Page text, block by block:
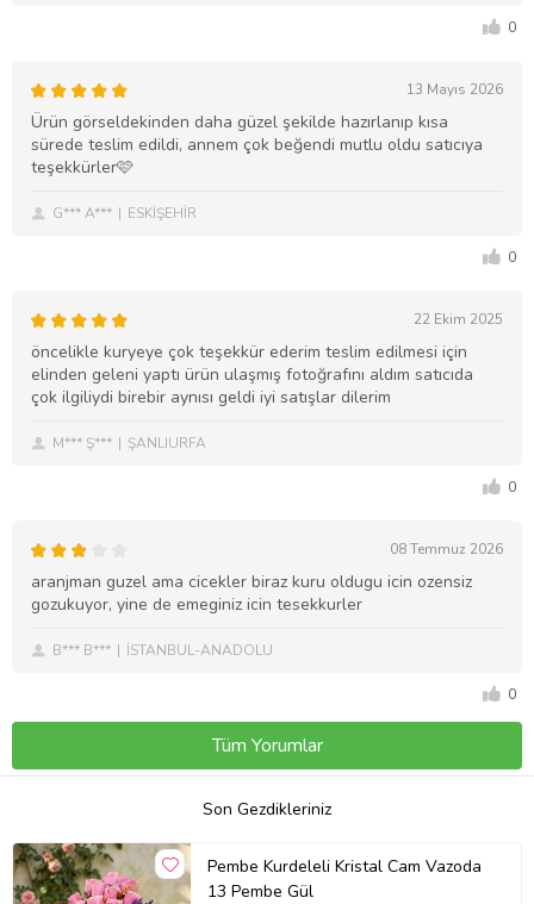
0
13 Mayıs 2026
Ürün görseldekinden daha güzel şekilde hazırlanıp kısa
sürede teslim edildi, annem çok beğendi mutlu oldu satıcıya
teşekkürler🩷
G*** A*** ESKİŞEHİR
0
22 Ekim 2025
öncelikle kuryeye çok teşekkür ederim teslim edilmesi için
elinden geleni yaptı ürün ulaşmış fotoğrafını aldım satıcıda
çok ilgiliydi birebir aynısı geldi iyi satışlar dilerim
M*** Ş*** ŞANLIURFA
0
08 Temmuz 2026
aranjman guzel ama cicekler biraz kuru oldugu icin ozensiz
gozukuyor, yine de emeginiz icin tesekkurler
B*** B*** İSTANBUL-ANADOLU
0
Tüm Yorumlar
Son Gezdikleriniz
Pembe Kurdeleli Kristal Cam Vazoda
13 Pembe Gül